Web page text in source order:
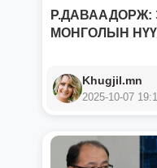
Р.ДАВААДОРЖ:
МОНГОЛЫН
Khugjil.mn
2025-10-07